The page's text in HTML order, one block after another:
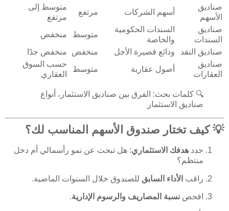
صناديق
الأسهم
أسهم الشركات مرتفع
متوسط إلى
مرتفع
صناديق
السندات
السندات الحكومية
والخاصة
متوسط
منخفض
صناديق النقد
ودائع قصيرة الأجل منخفض
منخفض جدًا
صناديق
العقارات
أصول عقارية متوسط
حسب السوق
العقاري
🔍 كلمات بحث: الفرق بين صناديق الاستثمار، أنواع
صناديق الاستثمار
💡 كيف تختار صندوق الأسهم المناسب لك؟
حدد هدفك الاستثماري: هل تبحث عن نمو رأسمالي أم دخل
منتظم؟
راقب الأداء السابق للصندوق خلال السنوات الماضية.
افحص نسبة المصاريف والرسوم الإدارية.